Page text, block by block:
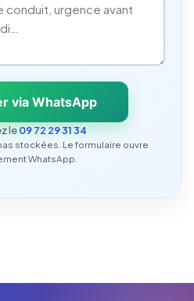
via WhatsApp
le09 72 29 31 34
stockées. Le formulaire ouvre
WhatsApp.